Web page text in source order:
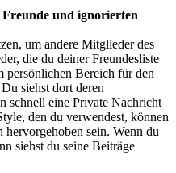
und ignorierten
um andere Mitglieder des
die du deiner Freundesliste
persönlichen Bereich für den
siehst dort deren
schnell eine Private Nachricht
den du verwendest, können
hervorgehoben sein. Wenn du
siehst du seine Beiträge